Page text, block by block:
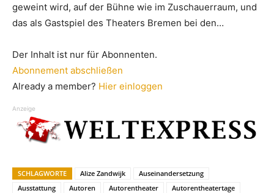
geweint wird, auf der Bühne wie im Zuschauerraum, und
das als Gastspiel des Theaters Bremen bei den…
Der Inhalt ist nur für Abonnenten.
Abonnement abschließen
Already a member? Hier einloggen
Anzeige
SCHLAGWORTE Alize Zandwijk
Auseinandersetzung
Ausstattung
Autoren Autorentheater
Autorentheatertage